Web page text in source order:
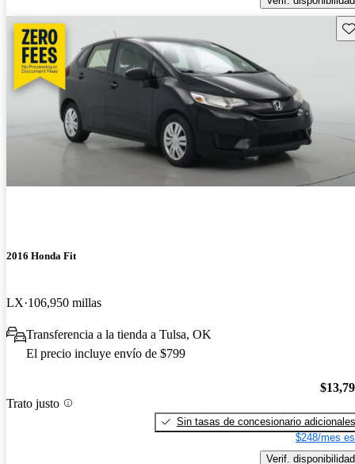
2016 Honda Fit
LX 106,950 millas
Transferencia a la tienda a Tulsa, OK
El precio incluye envío de $799
Trato justo
Sin tasas de concesionario adicionales
$248/mes
Verif. disponibilidad